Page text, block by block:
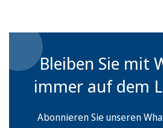
Bleiben Sie mit
immer auf dem
Abonnieren Sie unseren